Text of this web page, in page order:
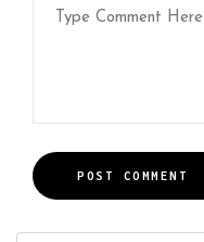
POST COMMENT